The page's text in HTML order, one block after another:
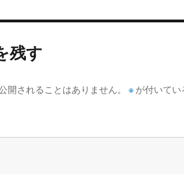
残す
開されることはありません。 ※ が付いて